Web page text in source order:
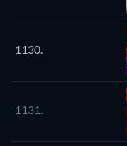
1130.
1131.